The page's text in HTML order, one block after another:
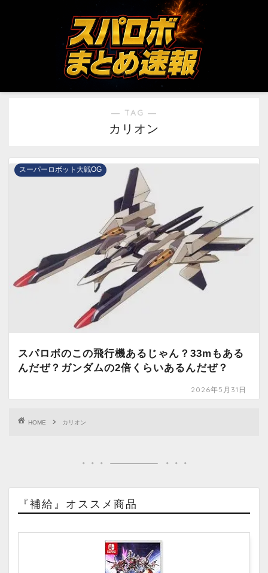
― TAG ―
カリオン
スーパーロボット大戦OG
スパロボのこの飛行機あるじゃん？33mもある
んだぜ？ガンダムの2倍くらいあるんだぜ？
2026年5月31日
HOME カリオン
『補給』オススメ商品